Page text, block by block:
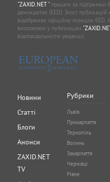
"ZAXID.NET "працює за підтримки
демократію (EED). Зміст публікацій
відображає офіційну позицію EED.
висловлені у публікаціях
відповідальністю редакції.
Новини
Статті
Блоги
Анонси
ZAXID.NET
TV
Рубрики
Львів
Прикарпаття
Тернопіль
Волинь
Закарпаття
Чернівці
Рівне